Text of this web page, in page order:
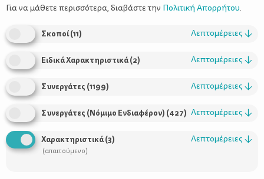
Στο Θέατρο «Πόρτα» με έναν πρωτότυπο τρόπο και έξω από τα
στερεότυπα παρουσιάζεται η ιστορία της Σταχτοπούτας
πάνω…. σε ένα πιάνο! Η παράσταση θέλει τη Σταχτοπούτα ένα
κορίτσι με εμπιστοσύνη στον εαυτό της, μαχήτρια των φόβων
της και πεισματάρικο κυνηγό των επιθυμιων και των ονείρων
της, ακόμη και χωρίς την παρέμβαση της νονάς νεράιδας. Η
θέση που της έχουν δώσει η μητριά και οι κακές αδερφές της
είναι κάτω από το πιάνο. Από την άλλη μεριά ο Πρίγκιπας είναι
λίγο πιο… καλομαθημένος και περιορισμένος στο χώρο του
παλατιού πάνω στο πιάνο.
Για να μάθετε περισσότερα, διαβάστε την Πολιτική Απορρήτου.
Σκοποί(11) Λεπτομέρειες ↓
Ειδικά Χαρακτηριστικά(2) Λεπτομέρειες ↓
Συνεργάτες (1199) Λεπτομέρειες ↓
Συνεργάτες (Νόμιμο Ενδιαφέρον) (427) Λεπτομέρειες ↓
Χαρακτηριστικά(3)
(απαιτούμενο)
Λεπτομέρειες ↓